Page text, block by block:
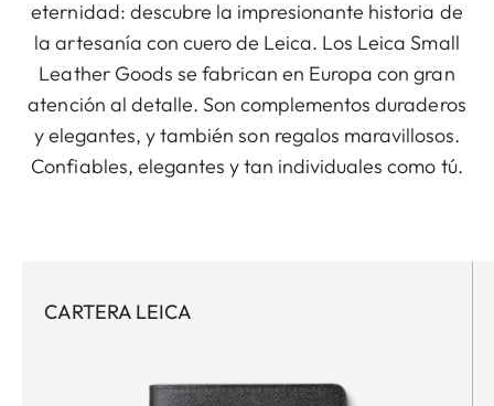
eternidad: descubre la impresionante historia de
la artesanía con cuero de Leica. Los Leica Small
Leather Goods se fabrican en Europa con gran
atención al detalle. Son complementos duraderos
y elegantes, y también son regalos maravillosos.
Confiables, elegantes y tan individuales como tú.
CARTERA LEICA